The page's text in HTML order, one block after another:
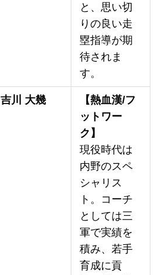
と、思い切
りの良い走
塁指導が期
待されま
す。
吉川 大幾
【熱血漢/フ
ットワー
ク】
現役時代は
内野のスペ
シャリス
ト。コーチ
としては三
軍で実績を
積み、若手
育成に貢